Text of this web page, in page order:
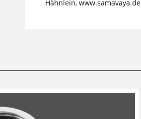
Hähnlein, www.samavaya.de